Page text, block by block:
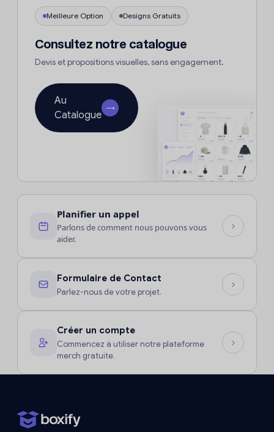
Meilleure Option Designs Gratuits
Consultez notre catalogue
Devis et propositions visuelles, sans engagement.
Au
Catalogue
→
Planifier un appel
Parlons de comment nous pouvons vous
aider.
Formulaire de Contact
Parlez-nous de votre projet.
Créer un compte
Commencez à utiliser notre plateforme
merch gratuite.